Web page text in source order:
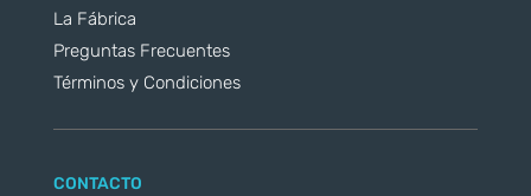
La Fábrica
Preguntas Frecuentes
Términos y Condiciones
CONTACTO